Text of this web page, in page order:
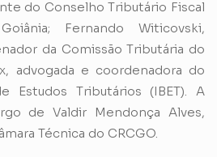
do Conselho Tributário Fiscal
Fernando Witicovski,
da Comissão Tributária do
advogada e coordenadora do
Estudos Tributários (IBET). A
de Valdir Mendonça Alves,
Técnica do CRCGO.